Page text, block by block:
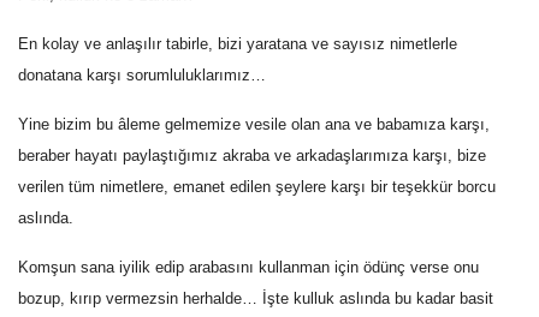
En kolay ve anlaşılır tabirle, bizi yaratana ve sayısız nimetlerle
donatana karşı sorumluluklarımız…
Yine bizim bu âleme gelmemize vesile olan ana ve babamıza karşı,
beraber hayatı paylaştığımız akraba ve arkadaşlarımıza karşı, bize
verilen tüm nimetlere, emanet edilen şeylere karşı bir teşekkür borcu
aslında.
Komşun sana iyilik edip arabasını kullanman için ödünç verse onu
bozup, kırıp vermezsin herhalde… İşte kulluk aslında bu kadar basit